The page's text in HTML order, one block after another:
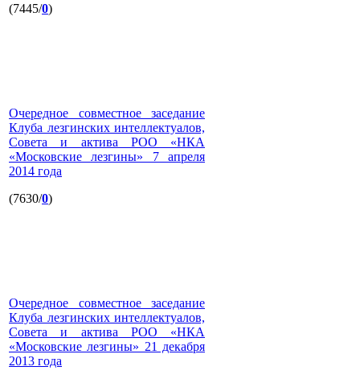
(7445/0)
Очередное совместное заседание
Клуба лезгинских интеллектуалов,
Совета и актива РОО «НКА
«Московские лезгины» 7 апреля
2014 года
(7630/0)
Очередное совместное заседание
Клуба лезгинских интеллектуалов,
Совета и актива РОО «НКА
«Московские лезгины» 21 декабря
2013 года